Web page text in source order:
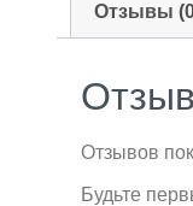
Отзывы
Отзывов
Будьте